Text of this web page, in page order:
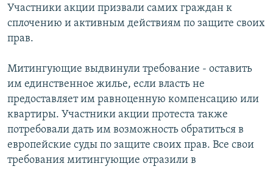
Участники акции призвали самих граждан к
сплочению и активным действиям по защите своих
прав.
Митингующие выдвинули требование - оставить
им единственное жилье, если власть не
предоставляет им равноценную компенсацию или
квартиры. Участники акции протеста также
потребовали дать им возможность обратиться в
европейские суды по защите своих прав. Все свои
требования митингующие отразили в